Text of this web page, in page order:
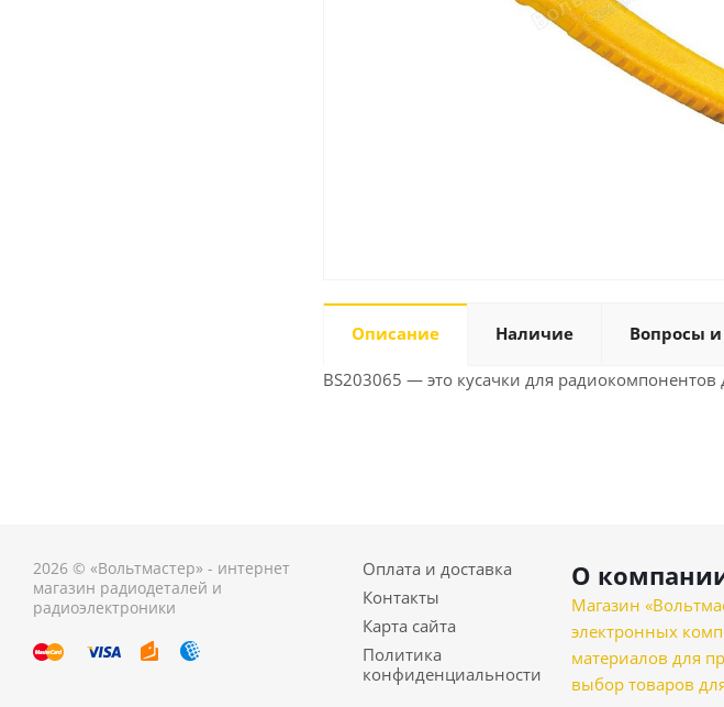
Описание Наличие Вопросы
BS203065 — это кусачки для
2026 © «Вольтмастер» - интернет
магазин радиодеталей и
радиоэлектроники
Оплата и доставка
Контакты
Карта сайта
Политика
конфиденциальности
О
Магазин
электронных
материалов для
выбор товаров